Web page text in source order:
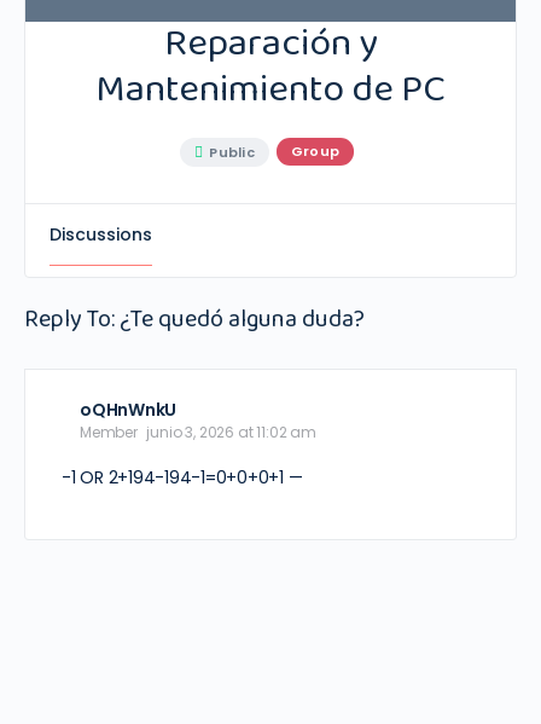
Reparación y
Mantenimiento de PC
Public Group
Discussions
Reply To: ¿Te quedó alguna duda?
oQHnWnkU
Member junio 3, 2026 at 11:02 am
-1 OR 2+194-194-1=0+0+0+1 —